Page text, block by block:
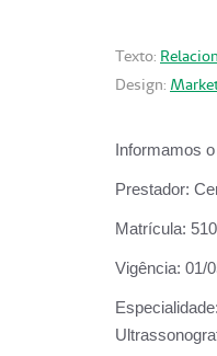
Texto:
Design:
Informamos
Prestador:
Matrícula:
Vigência: 01/
Especialidade: